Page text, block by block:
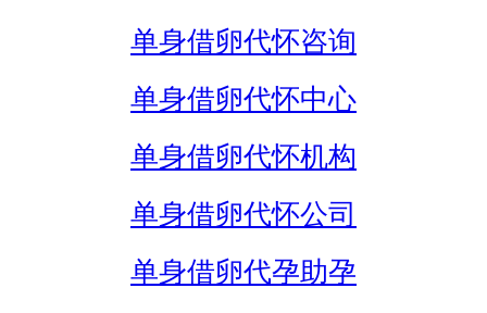
单身借卵代怀咨询
单身借卵代怀中心
单身借卵代怀机构
单身借卵代怀公司
单身借卵代孕助孕